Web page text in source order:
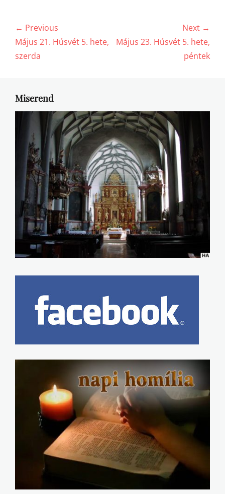
Bejegyzés
navigáció
← Previous
Previous
post:
Május 21. Húsvét 5. hete,
szerda
Next →
Next
Május 23. Húsvét 5. hete,
péntek
Miserend